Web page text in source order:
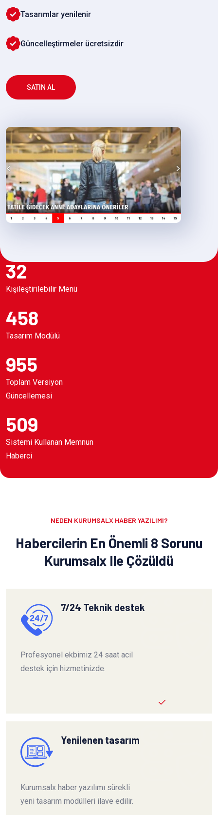
Tasarımlar yenilenir
Güncelleştirmeler ücretsizdir
SATIN AL
32
Kişileştirilebilir Menü
458
Tasarım Modülü
955
Toplam Versiyon
Güncellemesi
509
Sistemi Kullanan Memnun
Haberci
NEDEN KURUMSALX HABER YAZILIMI?
Habercilerin En Önemli 8 Sorunu
Kurumsalx Ile Çözüldü
7/24 Teknik destek
Profesyonel ekbimiz 24 saat acil
destek için hizmetinizde.
Yenilenen tasarım
Kurumsalx haber yazılımı sürekli
yeni tasarım modülleri ilave edilir.